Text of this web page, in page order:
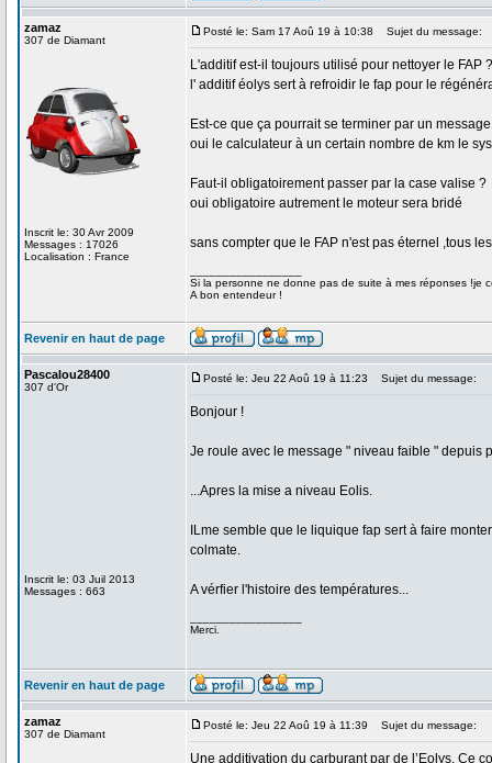
zamaz
307 de Diamant
Inscrit le: 30 Avr 2009
Messages : 17026
Localisation : France
Posté le: Sam 17 Aoû 19 à 10:38 Sujet du message:
L'additif est-il toujours utilisé pour nettoyer le FAP ?
l' additif éolys sert à refroidir le fap pour le
Est-ce que ça pourrait se terminer par un
oui le calculateur à un certain nombre de km le
Faut-il obligatoirement passer par la case valise ?
oui obligatoire autrement le moteur sera bridé
sans compter que le FAP n'est pas éternel ,tous
Si la personne ne donne pas de suite à mes réponses !je
A bon entendeur !
Revenir en haut de page
Pascalou28400
307 d'Or
Inscrit le: 03 Juil 2013
Messages : 663
Posté le: Jeu 22 Aoû 19 à 11:23 Sujet du message:
Bonjour !
Je roule avec le message " niveau faible " depuis
...Apres la mise a niveau Eolis.
ILme semble que le liquique fap sert à faire
colmate.
A vérfier l'histoire des températures...
Merci.
Revenir en haut de page
zamaz
307 de Diamant
Posté le: Jeu 22 Aoû 19 à 11:39 Sujet du message:
Une additivation du carburant par de l’Eolys. Ce